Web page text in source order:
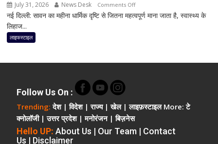
कैसे
नींद
July 31, 2026 News Desk Comments Offon
सावन
बताए
परहेज,
नई दिल्ली: सावन का महीना धार्मिक दृष्टि से जितना महत्वपूर्ण माना जाता है, स्वास्थ्य के
लिहाज...
लाइफस्टाइल
Follow Us On :
Trending: देश|विदेश|राज्य|खेल|लाइफ़स्टाइल More:टे
क्नोलॉजी|उत्तर प्रदेश| मनोरंजन|बिज़नेस
Hello UP: About Us | Our Team | Contact
Us | Disclaimer